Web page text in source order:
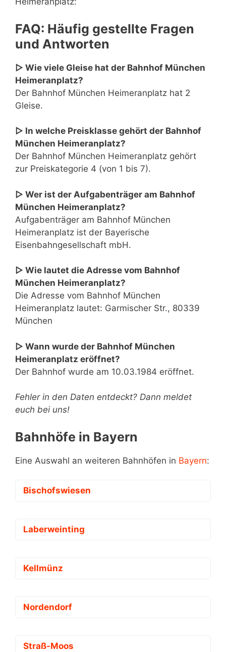
FAQ: Häufig gestellte Fragen
und Antworten
▷ Wie viele Gleise hat der Bahnhof München
Heimeranplatz?
Der Bahnhof München Heimeranplatz hat 2
Gleise.
▷ In welche Preisklasse gehört der Bahnhof
München Heimeranplatz?
Der Bahnhof München Heimeranplatz gehört
zur Preiskategorie 4 (von 1 bis 7).
▷ Wer ist der Aufgabenträger am Bahnhof
München Heimeranplatz?
Aufgabenträger am Bahnhof München
Heimeranplatz ist der Bayerische
Eisenbahngesellschaft mbH.
▷ Wie lautet die Adresse vom Bahnhof
München Heimeranplatz?
Die Adresse vom Bahnhof München
Heimeranplatz lautet: Garmischer Str., 80339
München
▷ Wann wurde der Bahnhof München
Heimeranplatz eröffnet?
Der Bahnhof wurde am 10.03.1984 eröffnet.
Fehler in den Daten entdeckt? Dann meldet
euch bei uns!
Bahnhöfe in Bayern
Eine Auswahl an weiteren Bahnhöfen in Bayern:
Bischofswiesen
Laberweinting
Kellmünz
Nordendorf
Straß-Moos